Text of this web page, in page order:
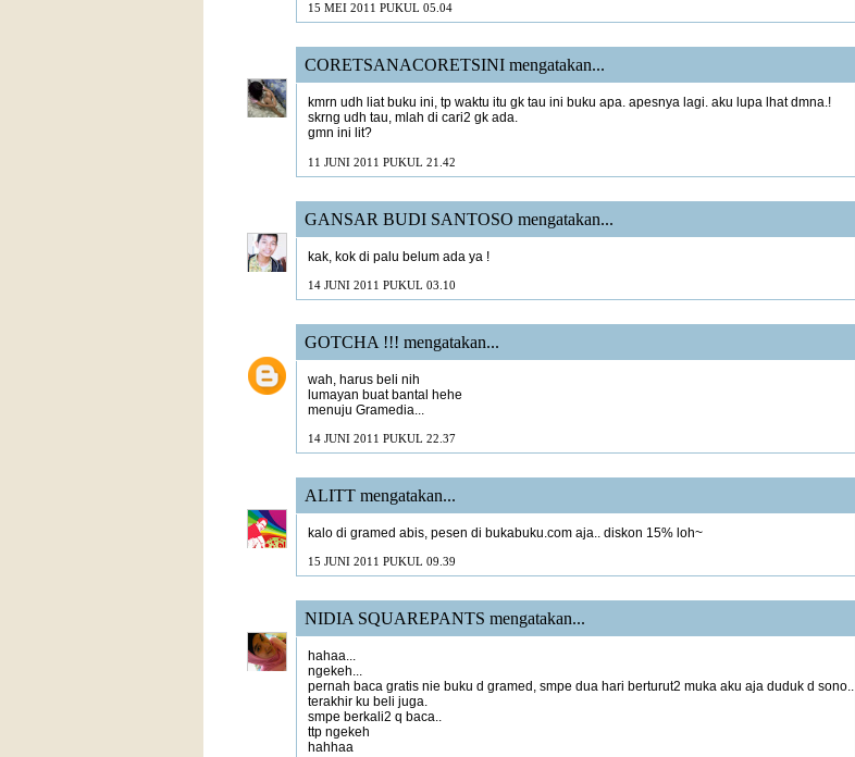
15 MEI 2011 PUKUL 05.04
CORETSANACORETSINI mengatakan...
kmrn udh liat buku ini, tp waktu itu gk tau ini buku apa. apesnya lagi. aku lupa lhat dmna.!
skrng udh tau, mlah di cari2 gk ada.
gmn ini lit?
11 JUNI 2011 PUKUL 21.42
GANSAR BUDI SANTOSO mengatakan...
kak, kok di palu belum ada ya !
14 JUNI 2011 PUKUL 03.10
GOTCHA !!! mengatakan...
wah, harus beli nih
lumayan buat bantal hehe
menuju Gramedia...
14 JUNI 2011 PUKUL 22.37
ALITT mengatakan...
kalo di gramed abis, pesen di bukabuku.com aja.. diskon 15% loh~
15 JUNI 2011 PUKUL 09.39
NIDIA SQUAREPANTS mengatakan...
hahaa...
ngekeh...
pernah baca gratis nie buku d gramed, smpe dua hari berturut2 muka aku aja duduk d sono..
terakhir ku beli juga.
smpe berkali2 q baca..
ttp ngekeh
hahhaa